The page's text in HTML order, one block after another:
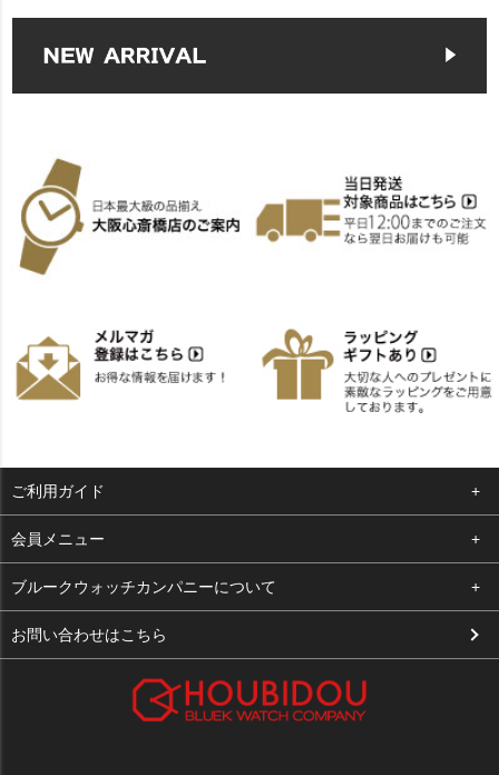
ご利用ガイド
よくある質問
支払い・送料
お客様の声
会員メニュー
ログイン
お気に入り
ブルークウォッチカンパニーについて
会社概要
お問い合わせはこちら